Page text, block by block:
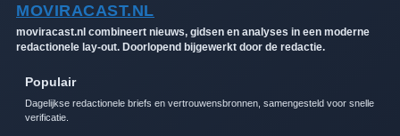
MOVIRACAST.NL
moviracast.nl combineert nieuws, gidsen en analyses in een moderne
redactionele lay-out. Doorlopend bijgewerkt door de redactie.
Populair
Dagelijkse redactionele briefs en vertrouwensbronnen, samengesteld voor snelle
verificatie.